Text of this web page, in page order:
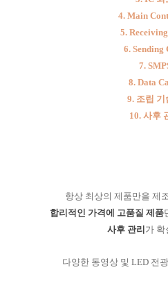
4. Main
5.
6. Sending
7.
8. Data
9. 조립 기
10. 사후
항상 최상의 제품만을 제
합리적인 가격에 고품질 제품
사후 관리 가 확
다양한 동영상 및 LED 전